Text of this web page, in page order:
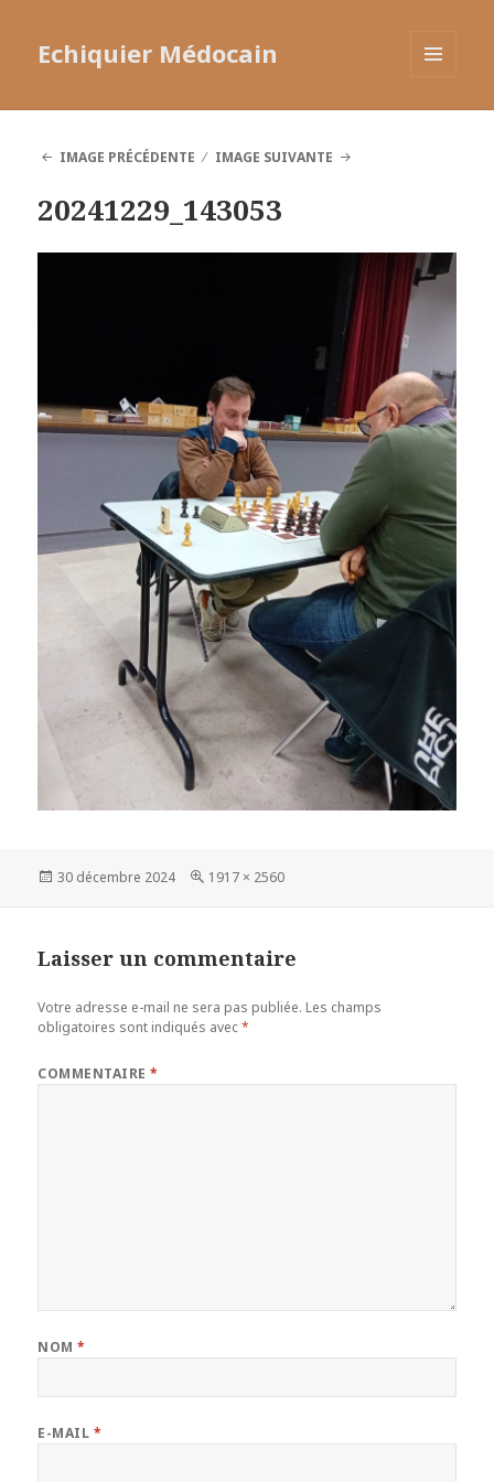
Echiquier Médocain
IMAGE PRÉCÉDENTE
IMAGE SUIVANTE
20241229_143053
Publié
30 décembre 2024
Taille
1917 × 2560
Laisser un commentaire
Votre adresse e-mail ne sera pas publiée. Les champs
obligatoires sont indiqués avec*
COMMENTAIRE*
NOM*
E-MAIL *